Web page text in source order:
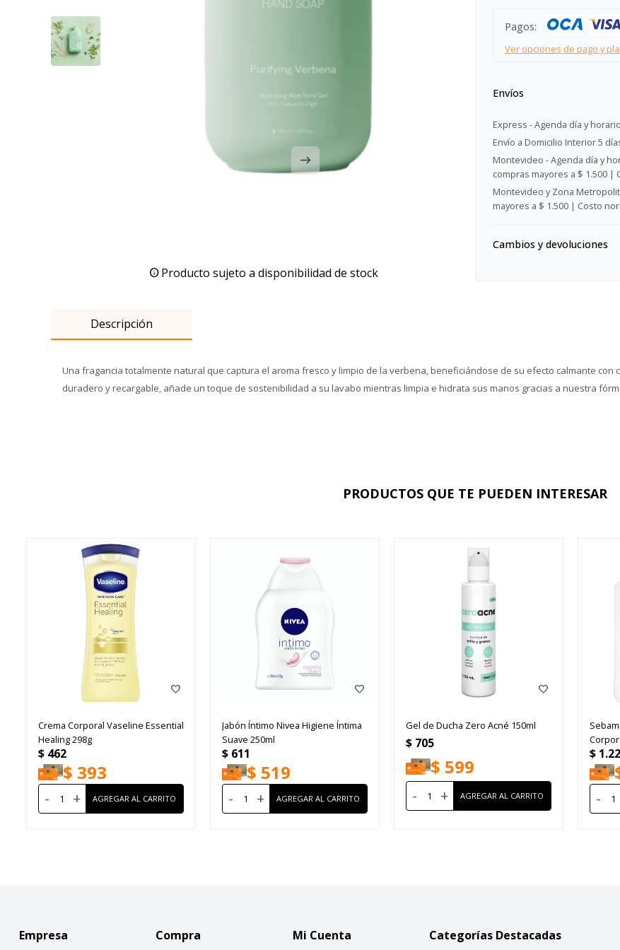
Producto sujeto a disponibilidad de stock
Pagos:
Ver opciones de pago y
Envíos
Express - Agenda día y
Envío a Domicilio Interior 5
Montevideo - Agenda día y
compras mayores a $ 1.500 |
Montevideo y Zona
mayores a $ 1.500 | Costo
Cambios y devoluciones
Descripción
Una fragancia totalmente natural que captura el aroma fresco y limpio de la verbena, beneficiándose de su efecto calmante con
duradero y recargable, añade un toque de sostenibilidad a su lavabo mientras limpia e hidrata sus manos gracias a nuestra
PRODUCTOS QUE TE PUEDEN INTERESAR
Crema Corporal Vaseline Essential
Healing 298g
$ 462
$ 393
- +
Jabón Íntimo Nivea Higiene Íntima
Suave 250ml
$ 611
$ 519
- +
Gel de Ducha Zero Acné 150ml
$ 705
$ 599
- +
$
-
Empresa
Compra
Mi Cuenta
Categorías Destacadas